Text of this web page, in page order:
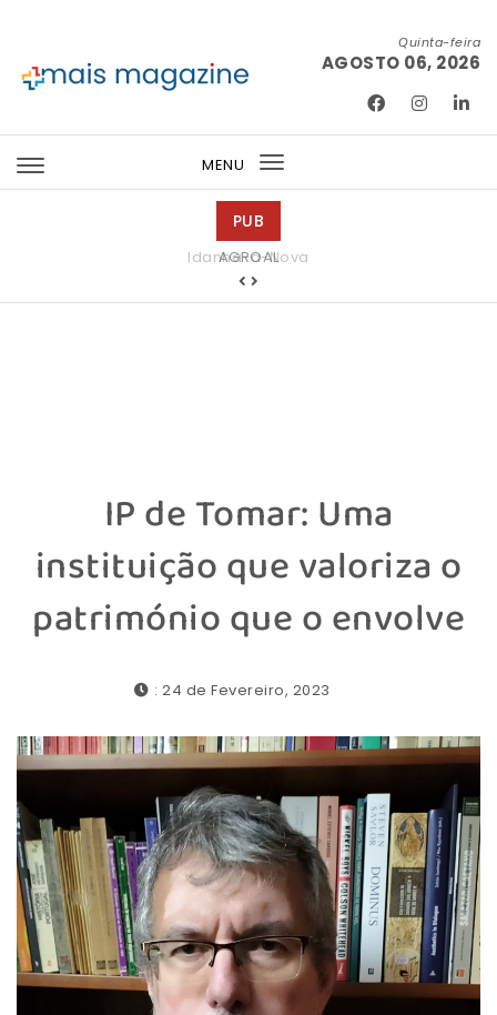
Quinta-feira
AGOSTO 06, 2026
MENU
Toggle
PUB
Idanha-a-Nova
IP de Tomar: Uma
instituição que valoriza o
património que o envolve
: 24 de Fevereiro, 2023